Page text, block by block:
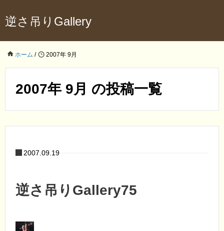
逆さ吊りGallery
ホーム / 2007年 9月
2007年 9月 の投稿一覧
2007.09.19
逆さ吊りGallery75